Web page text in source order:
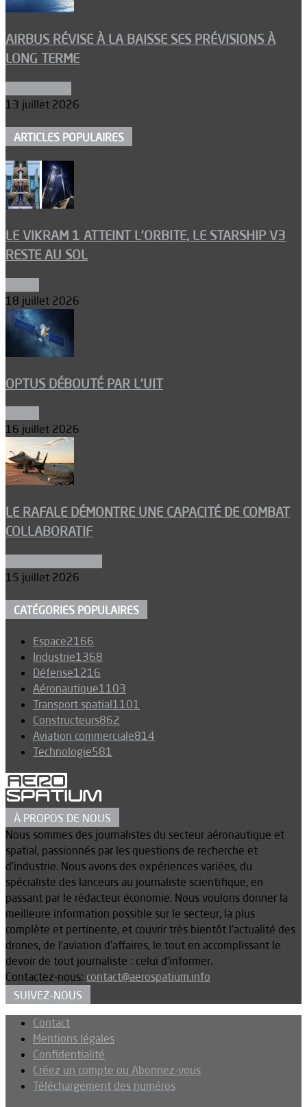
AIRBUS RÉVISE À LA BAISSE SES PRÉVISIONS À
LONG TERME
13 juillet 2026
ARTICLES POPULAIRES
LE VIKRAM 1 ATTEINT L’ORBITE, LE STARSHIP V3
RESTE AU SOL
18 juillet 2026
OPTUS DÉBOUTÉ PAR L’UIT
16 juillet 2026
LE RAFALE DÉMONTRE UNE CAPACITÉ DE COMBAT
COLLABORATIF
15 juillet 2026
CATÉGORIES POPULAIRES
Espace2166
Industrie1368
Défense1216
Aéronautique1103
Transport spatial1101
Constructeurs862
Aviation commerciale814
Technologie581
À PROPOS DE NOUS
Nous sommes des journalistes du secteur aéronautique et
spatial, passionnés par les questions de recherche et
d’industrie. Nous avons des expériences variées, du
spécialiste des lanceurs au journaliste scientifique, en
passant par le rédacteur économie. Nous voulons donner la
meilleure information possible sur le secteur, la plus
complète et pertinente, et couvrir très bientôt l’actualité des
drones, de l’aviation d’affaires, le tout en accomplissant le
devoir de tout journaliste : celui d’informer.
Contactez-nous: contact@aerospatium.info
SUIVEZ-NOUS
Contact
Mentions légales
Confidentialité
Créez un compte ou Abonnez-vous
Téléchargement des numéros